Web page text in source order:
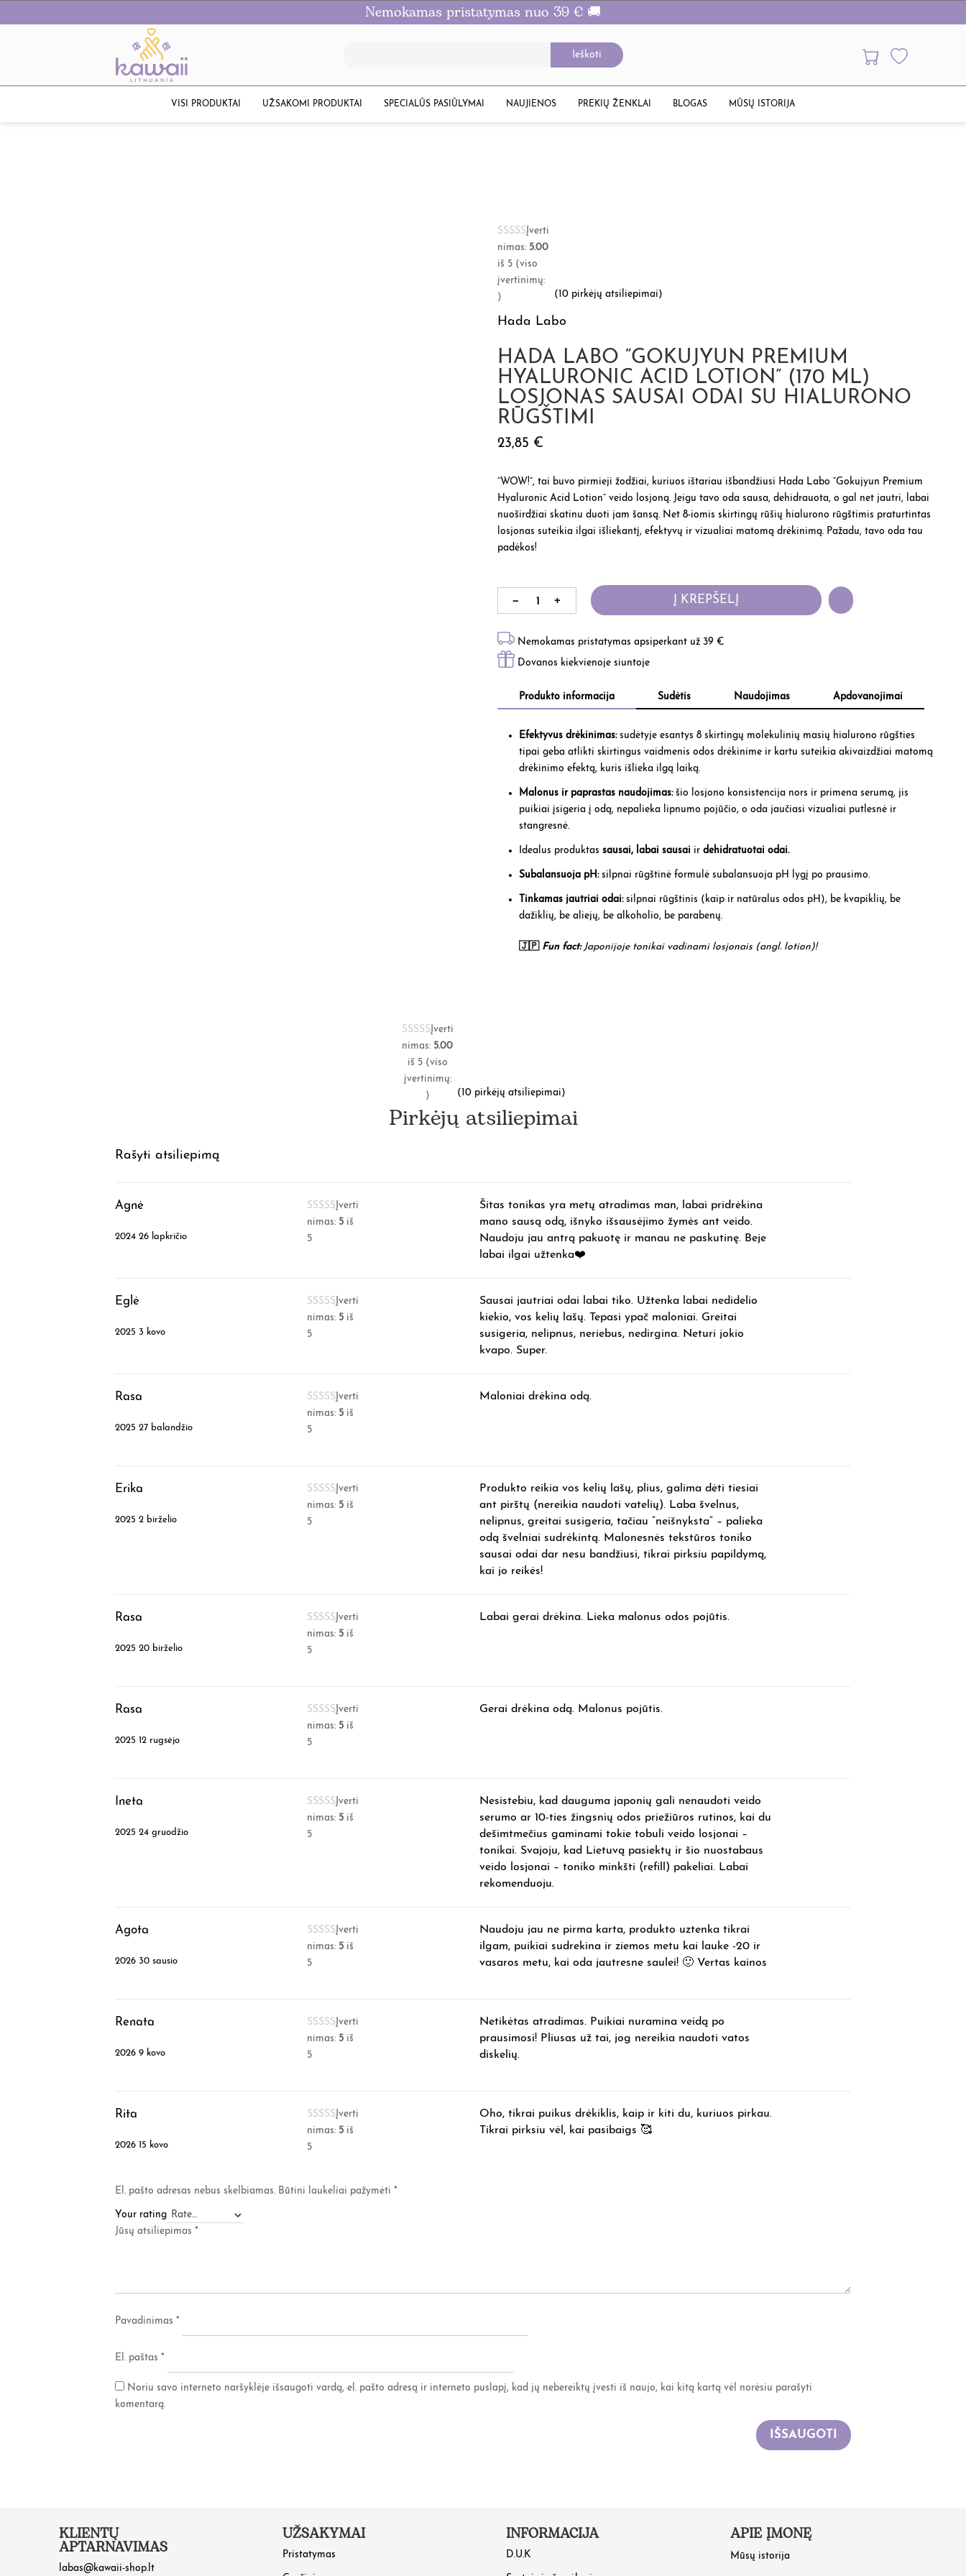
Nemokamas pristatymas nuo 39 € 🚚
VISI PRODUKTAI UŽSAKOMI PRODUKTAI SPECIALŪS PASIŪLYMAI NAUJIENOS PREKIŲ ŽENKLAI BLOGAS MŪSŲ ISTORIJA
Įverti
nimas: 5.00
iš 5 (viso
įvertinimų:
)
( 10 pirkėjų atsiliepimai)
Hada Labo
HADA LABO “GOKUJYUN PREMIUM
HYALURONIC ACID LOTION” (170 ML)
LOSJONAS SAUSAI ODAI SU HIALURONO
RŪGŠTIMI
23,85 €
“WOW!”, tai buvo pirmieji žodžiai, kuriuos ištariau išbandžiusi Hada Labo “Gokujyun Premium
Hyaluronic Acid Lotion”veido losjoną. Jeigu tavo oda sausa, dehidrauota, o gal net jautri, labai
nuoširdžiai skatinu duoti jam šansą. Net 8-iomis skirtingų rūšių hialurono rūgštimis praturtintas
losjonas suteikia ilgai išliekantį, efektyvų ir vizualiai matomą drėkinimą. Pažadu, tavo oda tau
padėkos!
Į KREPŠELĮ
Nemokamas pristatymas apsiperkant už 39 €
Dovanos kiekvienoje siuntoje
Produkto informacija Sudėtis Naudojimas Apdovanojimai
Efektyvus drėkinimas: sudėtyje esantys 8 skirtingų molekulinių masių hialurono rūgšties
tipai geba atlikti skirtingus vaidmenis odos drėkinime ir kartu suteikia akivaizdžiai matomą
drėkinimo efektą, kuris išlieka ilgą laiką.
Malonus ir paprastas naudojimas: šio losjono konsistencija nors ir primena serumą, jis
puikiai įsigeria į odą, nepalieka lipnumo pojūčio, o oda jaučiasi vizualiai putlesnė ir
stangresnė.
Idealus produktas sausai, labai sausai irdehidratuotai odai.
Subalansuoja pH: silpnai rūgštinė formulė subalansuoja pH lygį po prausimo.
Tinkamas jautriai odai: silpnai rūgštinis (kaip ir natūralus odos pH), be kvapiklių, be
dažiklių, be aliejų, be alkoholio, be parabenų.
🇯🇵 Fun fact:Japonijoje tonikai vadinami losjonais (angl. lotion)!
Įverti
nimas: 5.00
iš 5 (viso
įvertinimų:
)
( 10 pirkėjų atsiliepimai)
Pirkėjų atsiliepimai
Rašyti atsiliepimą
Agnė
2024 26 lapkričio
Įverti
nimas: 5 iš
5
Šitas tonikas yra metų atradimas man, labai pridrėkina
mano sausą odą, išnyko išsausėjimo žymės ant veido.
Naudoju jau antrą pakuotę ir manau ne paskutinę. Beje
labai ilgai užtenka❤️
Eglė
2025 3 kovo
Įverti
nimas: 5 iš
5
Sausai jautriai odai labai tiko. Užtenka labai nedidelio
kiekio, vos kelių lašų. Tepasi ypač maloniai. Greitai
susigeria, nelipnus, neriebus, nedirgina. Neturi jokio
kvapo. Super.
Rasa
2025 27 balandžio
Įverti
nimas: 5 iš
5
Maloniai drėkina odą.
Erika
2025 2 birželio
Įverti
nimas: 5 iš
5
Produkto reikia vos kelių lašų, plius, galima dėti tiesiai
ant pirštų (nereikia naudoti vatelių). Laba švelnus,
nelipnus, greitai susigeria, tačiau “neišnyksta” – palieka
odą švelniai sudrėkintą. Malonesnės tekstūros toniko
sausai odai dar nesu bandžiusi, tikrai pirksiu papildymą,
kai jo reikės!
Rasa
2025 20 birželio
Įverti
nimas: 5 iš
5
Labai gerai drėkina. Lieka malonus odos pojūtis.
Rasa
2025 12 rugsėjo
Įverti
nimas: 5 iš
5
Gerai drėkina odą. Malonus pojūtis.
Ineta
2025 24 gruodžio
Įverti
nimas: 5 iš
5
Nesistebiu, kad dauguma japonių gali nenaudoti veido
serumo ar 10-ties žingsnių odos priežiūros rutinos, kai du
dešimtmečius gaminami tokie tobuli veido losjonai –
tonikai. Svajoju, kad Lietuvą pasiektų ir šio nuostabaus
veido losjonai – toniko minkšti (refill) pakeliai. Labai
rekomenduoju.
Agota
2026 30 sausio
Įverti
nimas: 5 iš
5
Naudoju jau ne pirma karta, produkto uztenka tikrai
ilgam, puikiai sudrekina ir ziemos metu kai lauke -20 ir
vasaros metu, kai oda jautresne saulei! 🙂 Vertas kainos
Renata
2026 9 kovo
Įverti
nimas: 5 iš
5
Netikėtas atradimas. Puikiai nuramina veidą po
prausimosi! Pliusas už tai, jog nereikia naudoti vatos
diskelių.
Rita
2026 15 kovo
Įverti
nimas: 5 iš
5
Oho, tikrai puikus drėkiklis, kaip ir kiti du, kuriuos pirkau.
Tikrai pirksiu vėl, kai pasibaigs 🥰
El. pašto adresas nebus skelbiamas. Būtini laukeliai pažymėti *
Your rating
Jūsų atsiliepimas *
Pavadinimas *
El. paštas *
Noriu savo interneto naršyklėje išsaugoti vardą, el. pašto adresą ir interneto puslapį, kad jų nebereiktų įvesti iš naujo, kai kitą kartą vėl norėsiu parašyti
komentarą.
IŠSAUGOTI
KLIENTŲ
APTARNAVIMAS
labas@kawaii-shop.lt
UŽSAKYMAI
Pristatymas
INFORMACIJA
D.U.K
APIE ĮMONĘ
Mūsų istorija